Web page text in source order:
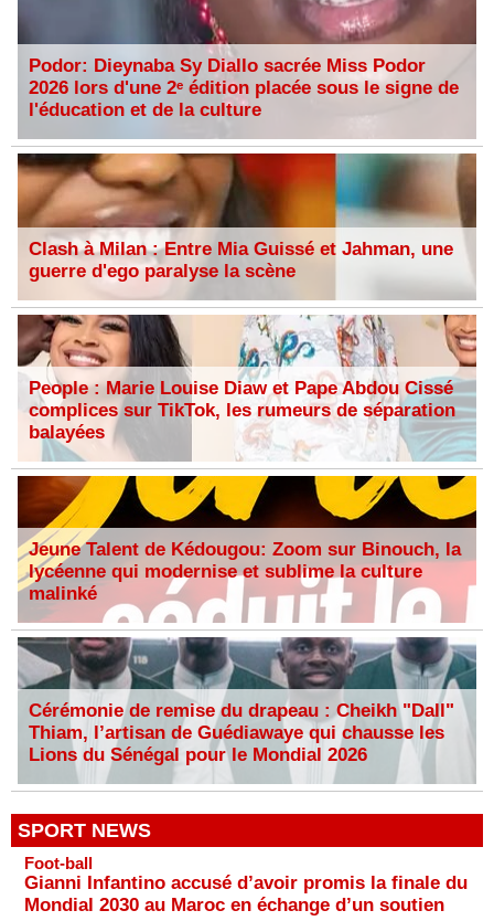
Podor: Dieynaba Sy Diallo sacrée Miss Podor
2026 lors d'une 2ᵉ édition placée sous le signe de
l'éducation et de la culture
Clash à Milan : Entre Mia Guissé et Jahman, une
guerre d'ego paralyse la scène
People : Marie Louise Diaw et Pape Abdou Cissé
complices sur TikTok, les rumeurs de séparation
balayées
Jeune Talent de Kédougou: Zoom sur Binouch, la
lycéenne qui modernise et sublime la culture
malinké
Cérémonie de remise du drapeau : Cheikh "Dall"
Thiam, l’artisan de Guédiawaye qui chausse les
Lions du Sénégal pour le Mondial 2026
SPORT NEWS
Foot-ball
Gianni Infantino accusé d’avoir promis la finale du
Mondial 2030 au Maroc en échange d’un soutien